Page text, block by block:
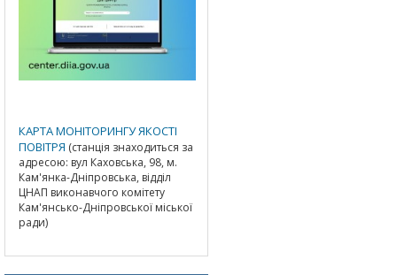
КАРТА МОНІТОРИНГУ ЯКОСТІ
ПОВІТРЯ (станція знаходиться за
адресою: вул Каховська, 98, м.
Кам'янка-Дніпровська, відділ
ЦНАП виконавчого комітету
Кам'янсько-Дніпровської міської
ради)